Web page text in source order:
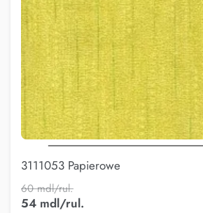
3111053 Papierowe
60 mdl/rul.
54 mdl/rul.